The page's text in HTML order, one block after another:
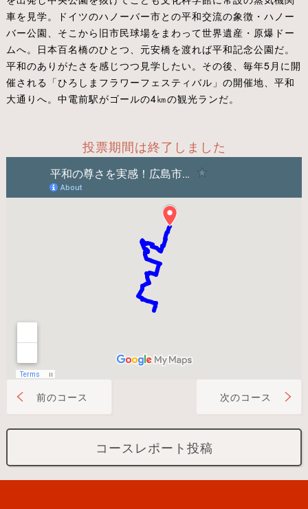
車を見学。ドイツのハノーバー市との平和交流の象徴・ハノー
バー公園、そこから旧市民球場をまわって世界遺産・原爆ドー
ムへ。日本百名橋のひとつ、元安橋を渡れば平和記念公園だ。
平和のありがたさを感じつつ見学したい。その後、毎年5月に開
催される「ひろしまフラワーフェスティバル」の開催地、平和
大通りへ。中電前駅がゴールの4㎞の観光ランだ。
投票期間は終了しました
次のコース
前のコース
コースレポート投稿